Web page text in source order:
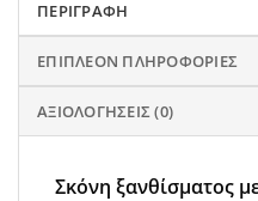
ΠΕΡΙΓΡΑΦΉ
ΕΠΙΠΛΈΟΝ ΠΛΗΡΟΦΟΡΊΕΣ
ΑΞΙΟΛΟΓΉΣΕΙΣ (0)
Σκόνη ξανθίσματος